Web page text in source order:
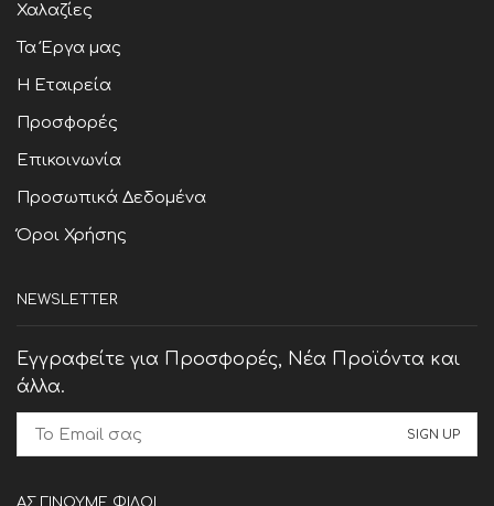
Χαλαζίες
Τα Έργα μας
Η Εταιρεία
Προσφορές
Επικοινωνία
Προσωπικά Δεδομένα
Όροι Χρήσης
NEWSLETTER
Εγγραφείτε για Προσφορές, Νέα Προϊόντα και
άλλα.
ΑΣ ΓΙΝΟΥΜΕ ΦΙΛΟΙ